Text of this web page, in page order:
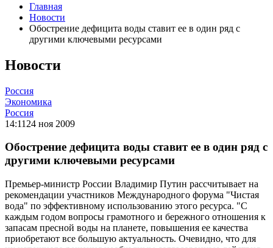
Главная
Новости
Обострение дефицита воды ставит ее в один ряд с
другими ключевыми ресурсами
Новости
Россия
Экономика
Россия
14:11 24 ноя 2009
Обострение дефицита воды ставит ее в один ряд с
другими ключевыми ресурсами
Премьер-министр России Владимир Путин рассчитывает на
рекомендации участников Международного форума "Чистая
вода" по эффективному использованию этого ресурса. "С
каждым годом вопросы грамотного и бережного отношения к
запасам пресной воды на планете, повышения ее качества
приобретают все большую актуальность. Очевидно, что для